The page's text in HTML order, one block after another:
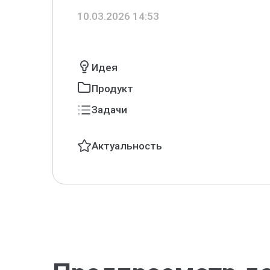
10.03.2026 14:53
Идея
Продукт
Задачи
Актуальность